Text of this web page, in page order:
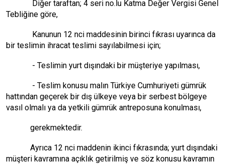
Diğer taraftan; 4 seri no.lu Katma Değer Vergisi Genel
Tebliğine göre,
Kanunun 12 nci maddesinin birinci fıkrası uyarınca da
bir teslimin ihracat teslimi sayılabilmesi için;
- Teslimin yurt dışındaki bir müşteriye yapılması,
- Teslim konusu malın Türkiye Cumhuriyeti gümrük
hattından geçerek bir dış ülkeye veya bir serbest bölgeye
vasıl olmalı ya da yetkili gümrük antreposuna konulması,
gerekmektedir.
Ayrıca 12 nci maddenin ikinci fıkrasında; yurt dışındaki
müşteri kavramına açıklık getirilmiş ve söz konusu kavramın